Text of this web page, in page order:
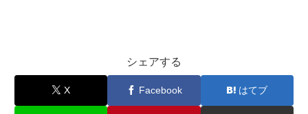
シェアする
X Facebook はてブ